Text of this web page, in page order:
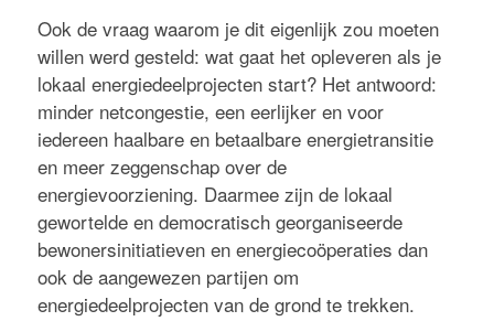
Ook de vraag waarom je dit eigenlijk zou moeten
willen werd gesteld: wat gaat het opleveren als je
lokaal energiedeelprojecten start? Het antwoord:
minder netcongestie, een eerlijker en voor
iedereen haalbare en betaalbare energietransitie
en meer zeggenschap over de
energievoorziening. Daarmee zijn de lokaal
gewortelde en democratisch georganiseerde
bewonersinitiatieven en energiecoöperaties dan
ook de aangewezen partijen om
energiedeelprojecten van de grond te trekken.